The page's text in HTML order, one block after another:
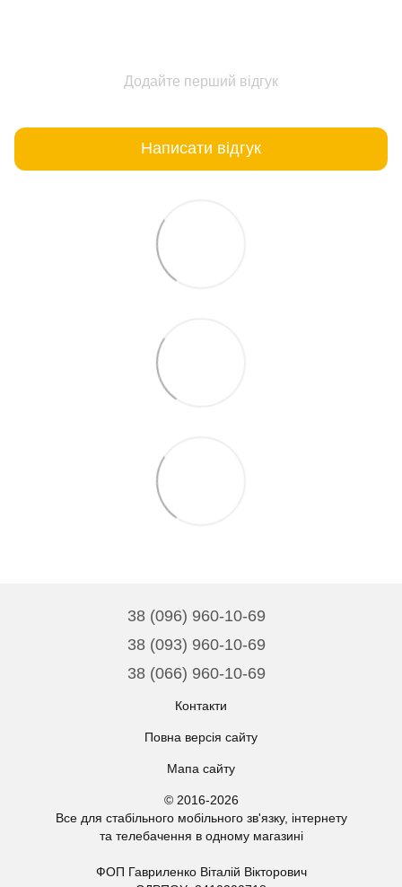
Додайте перший відгук
Написати відгук
38 (096) 960-10-69
38 (093) 960-10-69
38 (066) 960-10-69
Контакти
Повна версія сайту
Мапа сайту
© 2016-2026
Все для стабільного мобільного зв'язку, інтернету
та телебачення в одному магазині
ФОП Гавриленко Віталій Вікторович